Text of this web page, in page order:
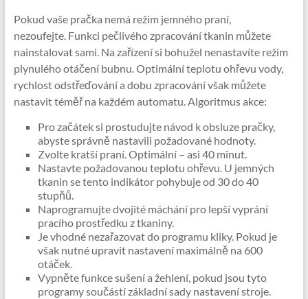
Pokud vaše pračka nemá režim jemného praní,
nezoufejte. Funkci pečlivého zpracování tkanin můžete
nainstalovat sami. Na zařízení si bohužel nenastavíte režim
plynulého otáčení bubnu. Optimální teplotu ohřevu vody,
rychlost odstřeďování a dobu zpracování však můžete
nastavit téměř na každém automatu. Algoritmus akce:
Pro začátek si prostudujte návod k obsluze pračky,
abyste správně nastavili požadované hodnoty.
Zvolte kratší praní. Optimální – asi 40 minut.
Nastavte požadovanou teplotu ohřevu. U jemných
tkanin se tento indikátor pohybuje od 30 do 40
stupňů.
Naprogramujte dvojité máchání pro lepší vyprání
pracího prostředku z tkaniny.
Je vhodné nezařazovat do programu kliky. Pokud je
však nutné upravit nastavení maximálně na 600
otáček.
Vypněte funkce sušení a žehlení, pokud jsou tyto
programy součástí základní sady nastavení stroje.